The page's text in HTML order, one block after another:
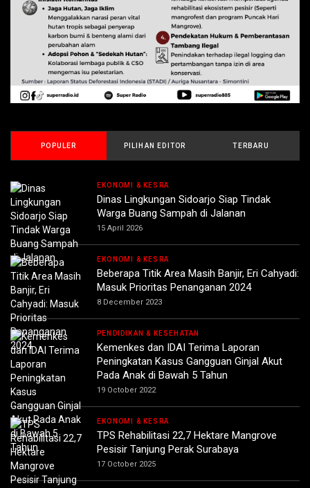
POPULER PILIHAN EDITOR TERBARU
EKONOMI & KESRA
Dinas Lingkungan Sidoarjo Siap Tindak
Warga Buang Sampah di Jalanan
15 April 2026
EKONOMI & KESRA
Beberapa Titik Area Masih Banjir, Eri Cahyadi:
Masuk Prioritas Penanganan 2024
8 December 2023
PENDIDIKAN & KESEHATAN
Kemenkes dan IDAI Terima Laporan
Peningkatan Kasus Gangguan Ginjal Akut
Pada Anak di Bawah 5 Tahun
19 October 2022
EKONOMI & KESRA
TPS Rehabilitasi 22,7 Hektare Mangrove
Pesisir Tanjung Perak Surabaya
17 October 2025